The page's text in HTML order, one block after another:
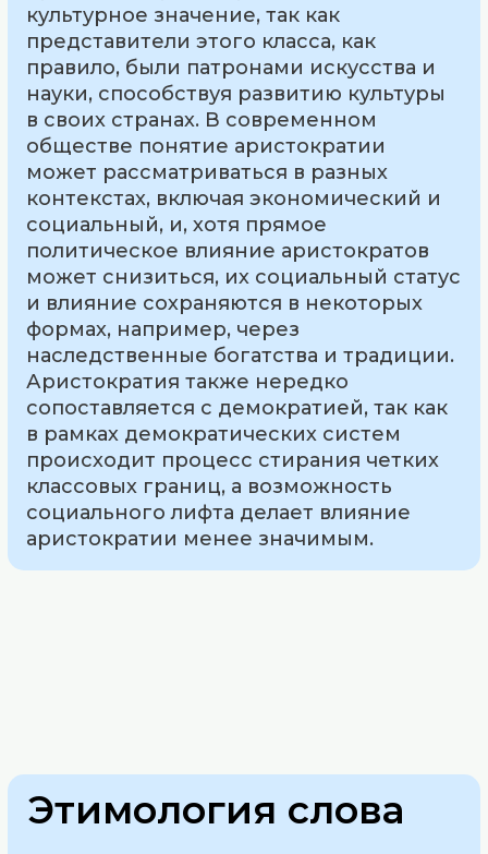
культурное значение, так как
представители этого класса, как
правило, были патронами искусства и
науки, способствуя развитию культуры
в своих странах. В современном
обществе понятие аристократии
может рассматриваться в разных
контекстах, включая экономический и
социальный, и, хотя прямое
политическое влияние аристократов
может снизиться, их социальный статус
и влияние сохраняются в некоторых
формах, например, через
наследственные богатства и традиции.
Аристократия также нередко
сопоставляется с демократией, так как
в рамках демократических систем
происходит процесс стирания четких
классовых границ, а возможность
социального лифта делает влияние
аристократии менее значимым.
Этимология слова